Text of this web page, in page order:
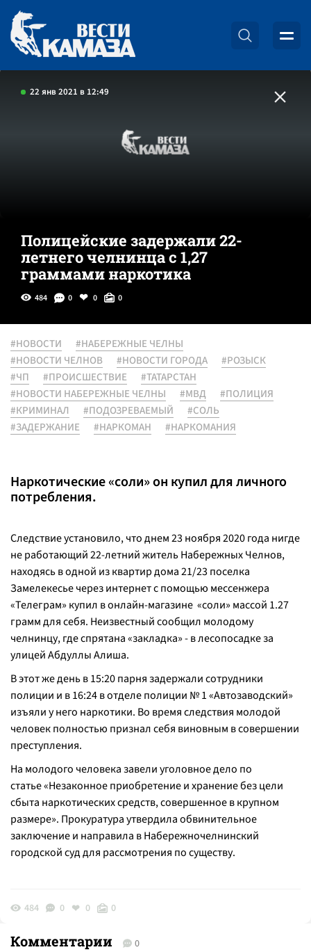
22 янв 2021 в 12:49
Полицейские задержали 22-
летнего челнинца с 1,27
граммами наркотика
484 0 0 0
#НОВОСТИ
#НАБЕРЕЖНЫЕ ЧЕЛНЫ
#НОВОСТИ ЧЕЛНОВ
#НОВОСТИ ГОРОДА
#РОЗЫСК
#ЧП
#ПРОИСШЕСТВИЕ
#ТАТАРСТАН
#НОВОСТИ НАБЕРЕЖНЫЕ ЧЕЛНЫ
#МВД
#ПОЛИЦИЯ
#КРИМИНАЛ
#ПОДОЗРЕВАЕМЫЙ
#СОЛЬ
#ЗАДЕРЖАНИЕ
#НАРКОМАН #НАРКОМАНИЯ
Наркотические «соли» он купил для личного
потребления.
Следствие установило, что днем 23 ноября 2020 года нигде
не работающий 22-летний житель Набережных Челнов,
находясь в одной из квартир дома 21/23 поселка
Замелекесье через интернет с помощью мессенжера
«Телеграм» купил в онлайн-магазине «соли» массой 1.27
грамм для себя. Неизвестный сообщил молодому
челнинцу, где спрятана «закладка» - в лесопосадке за
улицей Абдуллы Алиша.
В этот же день в 15:20 парня задержали сотрудники
полиции и в 16:24 в отделе полиции № 1 «Автозаводский»
изъяли у него наркотики. Во время следствия молодой
человек полностью признал себя виновным в совершении
преступления.
На молодого человека завели уголовное дело по
статье «Незаконное приобретение и хранение без цели
сбыта наркотических средств, совершенное в крупном
размере». Прокуратура утвердила обвинительное
заключение и направила в Набережночелнинский
городской суд для рассмотрения по существу.
484 0 0 0
Комментарии 0